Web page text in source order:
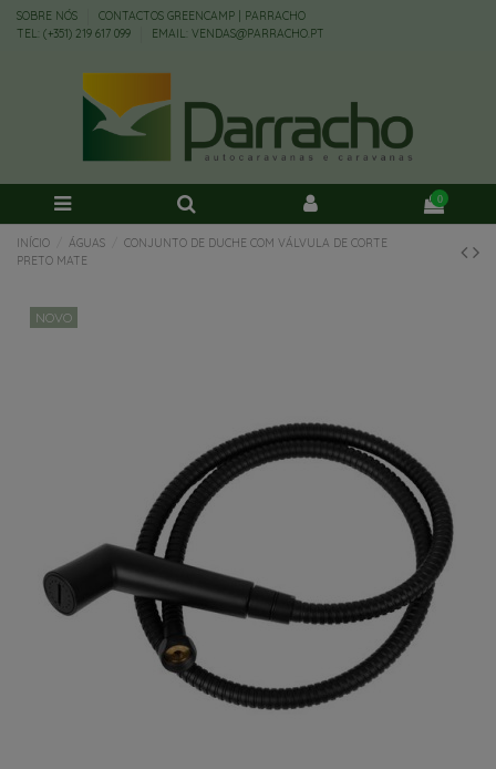
SOBRE NÓS
CONTACTOS GREENCAMP | PARRACHO
TEL: (+351) 219 617 099
EMAIL: VENDAS@PARRACHO.PT
0
INÍCIO ÁGUAS
CONJUNTO DE DUCHE COM VÁLVULA DE CORTE
PRETO MATE
NOVO